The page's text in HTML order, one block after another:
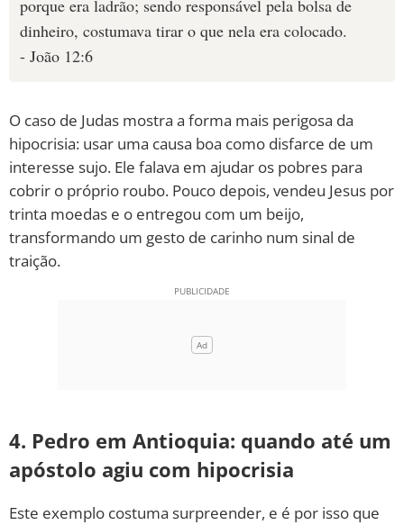
porque era ladrão; sendo responsável pela bolsa de
dinheiro, costumava tirar o que nela era colocado.
- João 12:6
O caso de Judas mostra a forma mais perigosa da
hipocrisia: usar uma causa boa como disfarce de um
interesse sujo. Ele falava em ajudar os pobres para
cobrir o próprio roubo. Pouco depois, vendeu Jesus por
trinta moedas e o entregou com um beijo,
transformando um gesto de carinho num sinal de
traição.
4. Pedro em Antioquia: quando até um
apóstolo agiu com hipocrisia
Este exemplo costuma surpreender, e é por isso que